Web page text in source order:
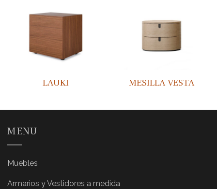
LAUKI MESILLA VESTA
MENU
Muebles
Armarios y Vestidores a medida